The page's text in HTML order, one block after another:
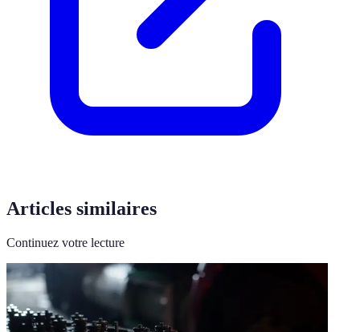
Articles similaires
Continuez votre lecture